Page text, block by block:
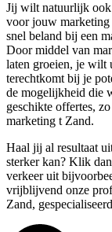
Jij wilt natuurlijk ook
voor jouw marketing
snel beland bij een
Door middel van
laten groeien, je wilt
terechtkomt bij je
de mogelijkheid die
geschikte offertes,
marketing t Zand.
Haal jij al resultaat
sterker kan? Klik
verkeer uit
vrijblijvend onze
Zand,